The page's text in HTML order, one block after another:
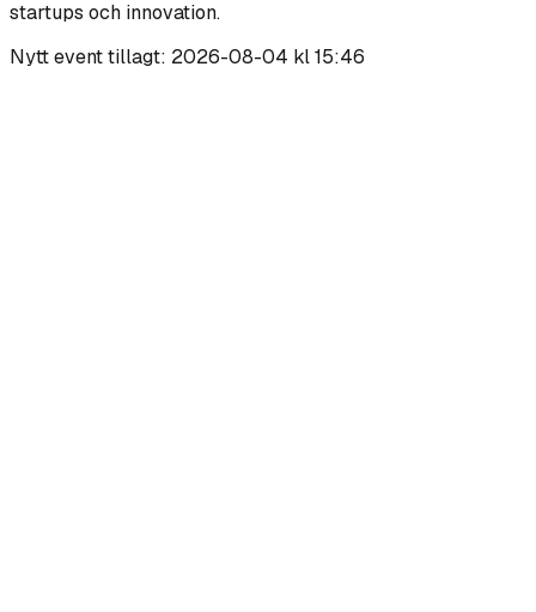
startups och innovation.
Nytt event tillagt: 2026-08-04 kl 15:46